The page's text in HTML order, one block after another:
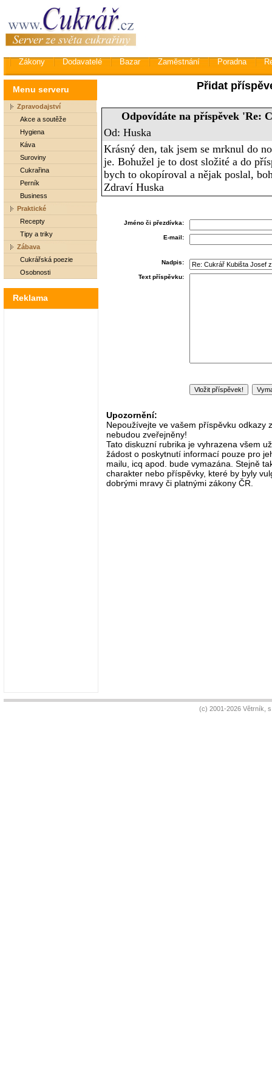
Zákony Dodavatelé Bazar Zaměstnání Poradna
Menu serveru
Zpravodajství
Akce a soutěže
Hygiena
Káva
Suroviny
Cukrařina
Perník
Business
Praktické
Recepty
Tipy a triky
Zábava
Cukrářská poezie
Osobnosti
Reklama
Přidat
Odpovídáte na příspěvek 'Re:
Od: Huska
Krásný den, tak jsem se mrknul do
je. Bohužel je to dost složité a do
bych to okopíroval a nějak poslal,
Zdraví Huska
Jméno či přezdívka:
E-mail:
Nadpis:
Text příspěvku:
Upozornění:
Nepoužívejte ve vašem příspěvku odkazy
nebudou zveřejněny!
Tato diskuzní rubrika je vyhrazena všem
žádost o poskytnutí informací pouze pro
mailu, icq apod. bude vymazána. Stejně
charakter nebo příspěvky, které by byly
dobrými mravy či platnými zákony ČR.
(c) 2001-2026 Větrník,